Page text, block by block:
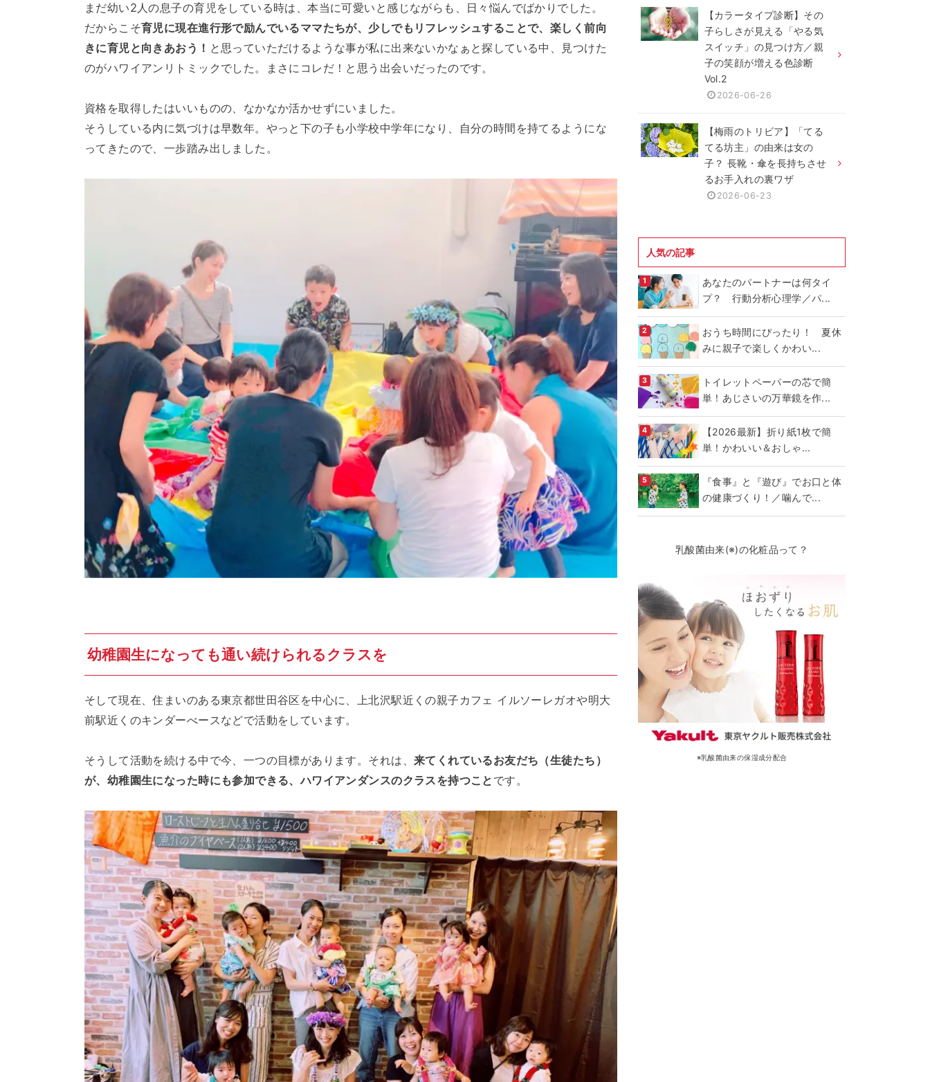
まだ幼い2人の息子の育児をしている時は、本当に可愛いと感じながらも、日々悩んでばかりでした。
だからこそ育児に現在進行形で励んでいるママたちが、少しでもリフレッシュすることで、楽しく前向
きに育児と向きあおう！ と思っていただけるような事が私に出来ないかなぁと探している中、見つけた
のがハワイアンリトミックでした。まさにコレだ！と思う出会いだったのです。
資格を取得したはいいものの、なかなか活かせずにいました。
そうしている内に気づけは早数年。やっと下の子も小学校中学年になり、自分の時間を持てるようにな
ってきたので、一歩踏み出しました。
幼稚園生になっても通い続けられるクラスを
そして現在、住まいのある東京都世田谷区を中心に、上北沢駅近くの親子カフェ イルソーレガオや明大
前駅近くのキンダーべースなどで活動をしています。
そうして活動を続ける中で今、一つの目標があります。それは、 来てくれているお友だち（生徒たち）
が、幼稚園生になった時にも参加できる、ハワイアンダンスのクラスを持つこと です。
【カラータイプ診断】その
子らしさが見える「やる気
スイッチ」の見つけ方／親
子の笑顔が増える色診断
Vol.2
2026-06-26
【梅雨のトリビア】「てる
てる坊主」の由来は女の
子？ 長靴・傘を長持ちさせ
るお手入れの裏ワザ
2026-06-23
人気の記事
あなたのパートナーは何タイ
プ？ 行動分析心理学／パ...
おうち時間にぴったり！ 夏休
みに親子で楽しくかわい...
トイレットペーパーの芯で簡
単！あじさいの万華鏡を作...
【2026最新】折り紙1枚で簡
単！かわいい＆おしゃ...
『食事』と『遊び』でお口と体
の健康づくり！／噛んで...
乳酸菌由来(※)の化粧品って？
※乳酸菌由来の保湿成分配合